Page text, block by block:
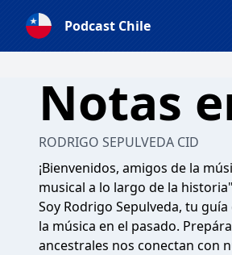
Podcast Chile
Notas
RODRIGO SEPULVEDA CID
¡Bienvenidos, amigos de la
musical a lo largo de la
Soy Rodrigo Sepulveda, tu
la música en el pasado.
ancestrales nos conectan con